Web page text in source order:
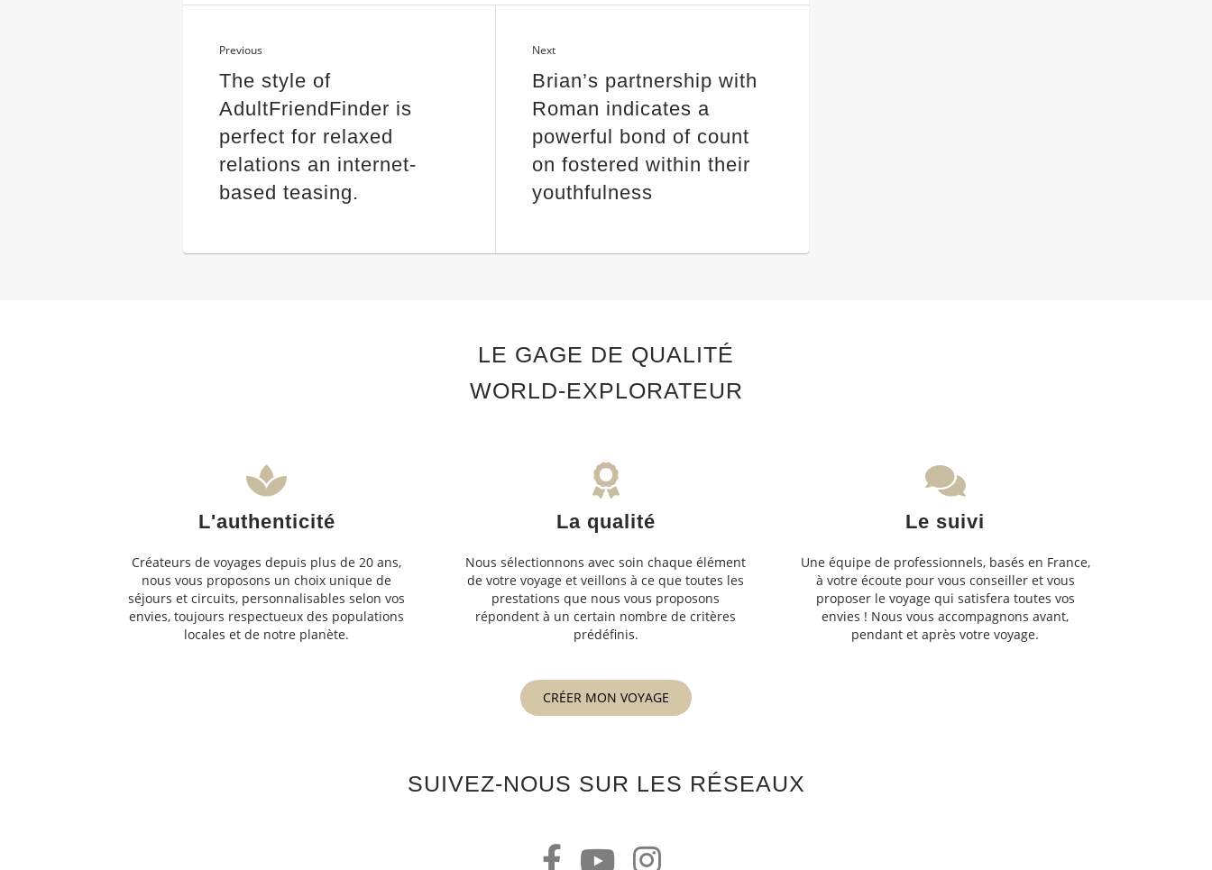
Previous
The style of
AdultFriendFinder is
perfect for relaxed
relations an internet-
based teasing.
Next
Brian’s partnership with
Roman indicates a
powerful bond of count
on fostered within their
youthfulness
LE GAGE DE QUALITÉ
WORLD-EXPLORATEUR
L'authenticité
Créateurs de voyages depuis plus de 20 ans,
nous vous proposons un choix unique de
séjours et circuits, personnalisables selon vos
envies, toujours respectueux des populations
locales et de notre planète.
La qualité
Nous sélectionnons avec soin chaque élément
de votre voyage et veillons à ce que toutes les
prestations que nous vous proposons
répondent à un certain nombre de critères
prédéfinis.
Le suivi
Une équipe de professionnels, basés en France,
à votre écoute pour vous conseiller et vous
proposer le voyage qui satisfera toutes vos
envies ! Nous vous accompagnons avant,
pendant et après votre voyage.
CRÉER MON VOYAGE
SUIVEZ-NOUS SUR LES RÉSEAUX